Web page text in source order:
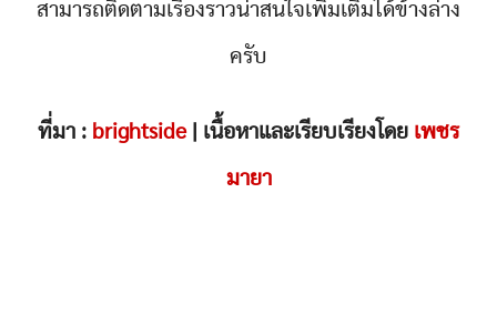
สามารถติดตามเรื่องราวน่าสนใจเพิ่มเติมได้ข้างล่าง
ครับ
ที่มา : brightside| เนื้อหาและเรียบเรียงโดย เพชร
มายา